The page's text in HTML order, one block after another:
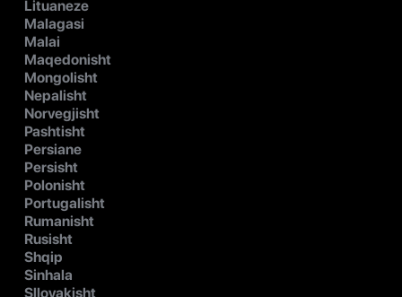
Lituaneze
Malagasi
Malai
Maqedonisht
Mongolisht
Nepalisht
Norvegjisht
Pashtisht
Persiane
Persisht
Polonisht
Portugalisht
Rumanisht
Rusisht
Shqip
Sinhala
Sllovakisht